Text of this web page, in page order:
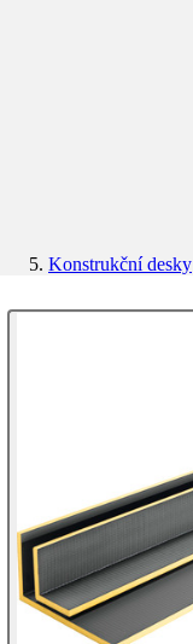
Konstrukční desky